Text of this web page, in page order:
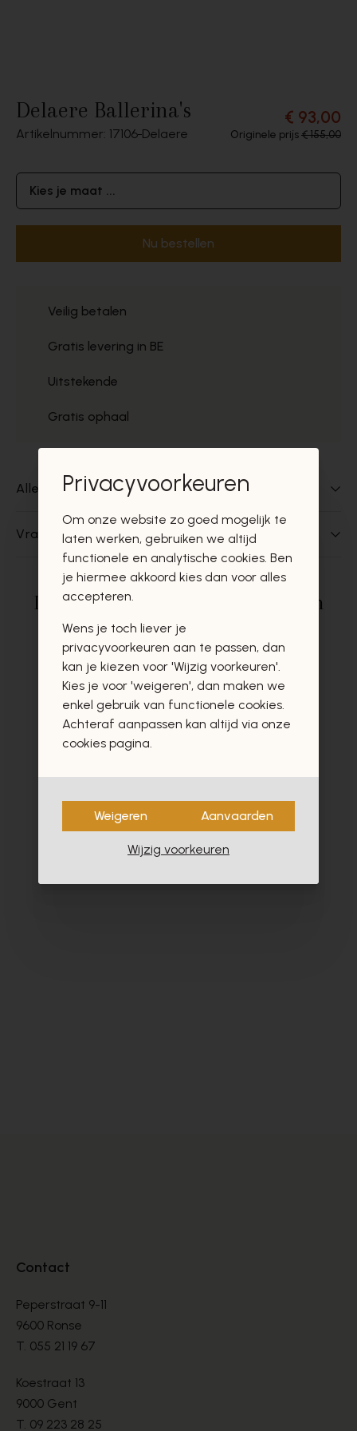
Delaere Ballerina's
Artikelnummer: 17106 Delaere
€ 93,00
Originele prijs€ 155,00
Kies je maat ...
Nu bestellen
Veilig betalen
Gratis levering in BE
Uitstekende
Gratis ophaal
Alles over dit product
Vragen over dit product?
Deze producten zullen u zeker en
vast ook interesseren
- 60%
Contact
Peperstraat 9-11
9600 Ronse
T. 055 21 19 67
Koestraat 13
9000 Gent
T. 09 223 28 25
Privacyvoorkeuren
Om onze website zo goed mogelijk te
laten werken, gebruiken we altijd
functionele en analytische cookies. Ben
je hiermee akkoord kies dan voor alles
accepteren.
Wens je toch liever je
privacyvoorkeuren aan te passen, dan
kan je kiezen voor 'Wijzig voorkeuren'.
Kies je voor 'weigeren', dan maken we
enkel gebruik van functionele cookies.
Achteraf aanpassen kan altijd via onze
cookies pagina.
Weigeren Aanvaarden
Wijzig voorkeuren